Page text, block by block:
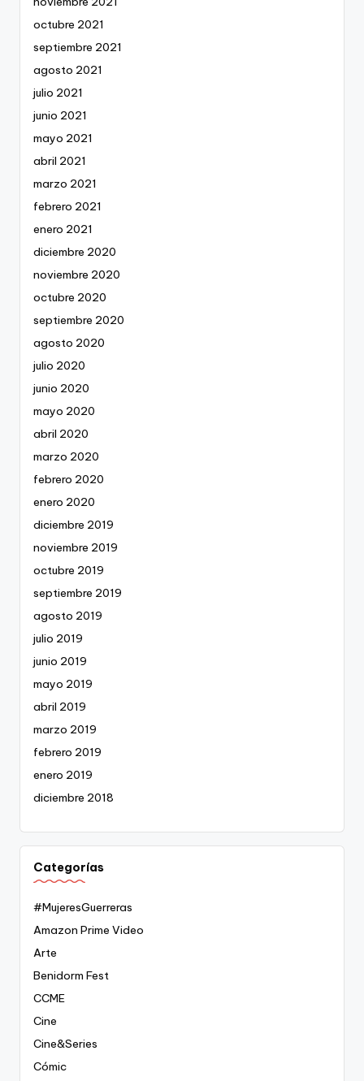
octubre 2021
septiembre 2021
agosto 2021
julio 2021
junio 2021
mayo 2021
abril 2021
marzo 2021
febrero 2021
enero 2021
diciembre 2020
noviembre 2020
octubre 2020
septiembre 2020
agosto 2020
julio 2020
junio 2020
mayo 2020
abril 2020
marzo 2020
febrero 2020
enero 2020
diciembre 2019
noviembre 2019
octubre 2019
septiembre 2019
agosto 2019
julio 2019
junio 2019
mayo 2019
abril 2019
marzo 2019
febrero 2019
enero 2019
diciembre 2018
Categorías
#MujeresGuerreras
Amazon Prime Video
Arte
Benidorm Fest
CCME
Cine
Cine&Series
Cómic